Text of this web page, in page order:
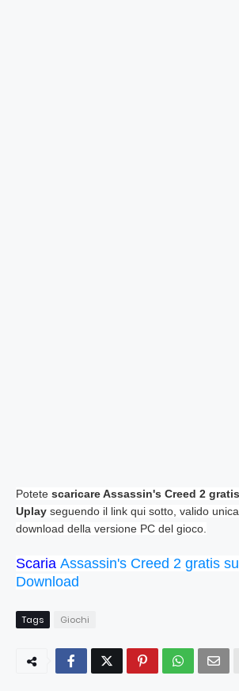
Potete scaricare Assassin's Creed 2
Uplay seguendo il link qui sotto, valido
download della versione PC del gioco.
Scaria Assassin's Creed 2 gratis
Download
Tags Giochi